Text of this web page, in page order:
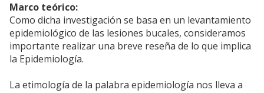
Marco teórico:
Como dicha investigación se basa en un levantamiento
epidemiológico de las lesiones bucales, consideramos
importante realizar una breve reseña de lo que implica
la Epidemiología.
La etimología de la palabra epidemiología nos lleva a